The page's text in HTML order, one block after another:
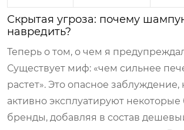
Скрытая угроза: почему
навредить?
Теперь о том, о чем я
Существует миф: «чем сильнее
растет». Это опасное заблуждение,
активно эксплуатируют
бренды, добавляя в состав